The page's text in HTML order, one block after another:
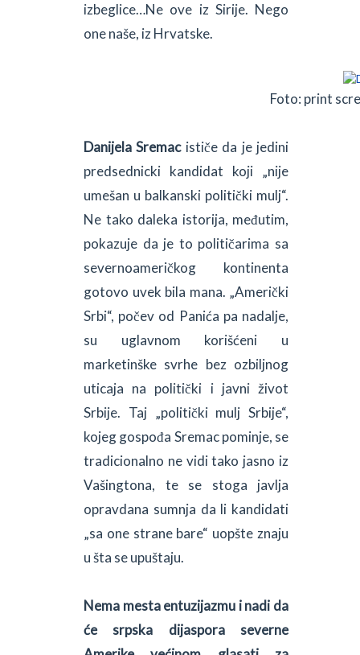
izbeglice…Ne ove iz Sirije. Nego
one naše, iz Hrvatske.
Foto: print
Danijela Sremacističe da je jedini
predsednicki kandidat koji „nije
umešan u balkanski politički mulj“.
Ne tako daleka istorija, međutim,
pokazuje da je to političarima sa
severnoameričkog kontinenta
gotovo uvek bila mana. „Američki
Srbi“, počev od Panića pa nadalje,
su uglavnom korišćeni u
marketinške svrhe bez ozbiljnog
uticaja na politički i javni život
Srbije. Taj „politički mulj Srbije“,
kojeg gospođa Sremac pominje, se
tradicionalno ne vidi tako jasno iz
Vašingtona, te se stoga javlja
opravdana sumnja da li kandidati
„sa one strane bare“ uopšte znaju
u šta se upuštaju.
Nema mesta entuzijazmu i nadi da
će srpska dijaspora severne